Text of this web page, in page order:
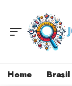
Home Brasil